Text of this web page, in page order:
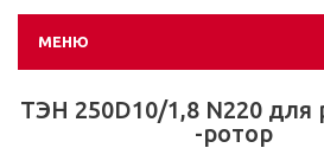
МЕНЮ
ТЭН 250D10/1,8 N220 для
-ротор